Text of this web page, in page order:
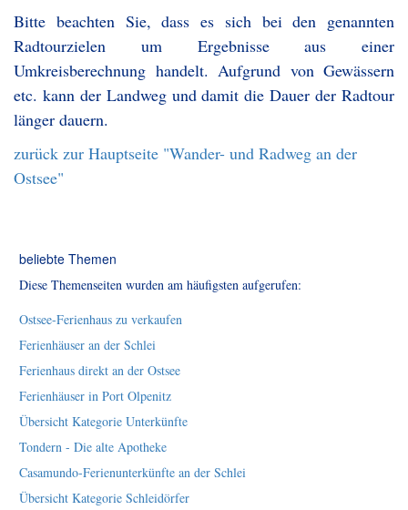
Bitte beachten Sie, dass es sich bei den genannten
Radtourzielen um Ergebnisse aus einer
Umkreisberechnung handelt. Aufgrund von Gewässern
etc. kann der Landweg und damit die Dauer der Radtour
länger dauern.
zurück zur Hauptseite "Wander- und Radweg an der
Ostsee"
beliebte Themen
Diese Themenseiten wurden am häufigsten aufgerufen:
Ostsee-Ferienhaus zu verkaufen
Ferienhäuser an der Schlei
Ferienhaus direkt an der Ostsee
Ferienhäuser in Port Olpenitz
Übersicht Kategorie Unterkünfte
Tondern - Die alte Apotheke
Casamundo-Ferienunterkünfte an der Schlei
Übersicht Kategorie Schleidörfer